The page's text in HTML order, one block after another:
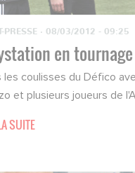
PRESSE · 08/03/2012 - 09:25
en
les coulisses du Défico
et plusieurs joueurs de
SUITE